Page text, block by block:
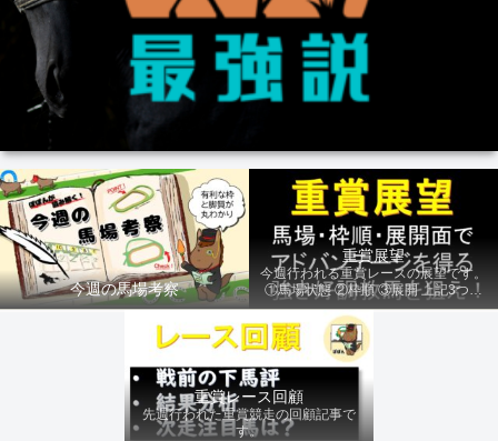
今週の馬場考察
重賞展望
今週行われる重賞レースの展望です。
①馬場状態 ②枠順 ③展開 上記3つの
ファクターから有利にレースを運べる
馬を導き、追い切りの動きを加味して
最終評価を下します。
重賞レース回顧
先週行われた重賞競走の回顧記事で
す。